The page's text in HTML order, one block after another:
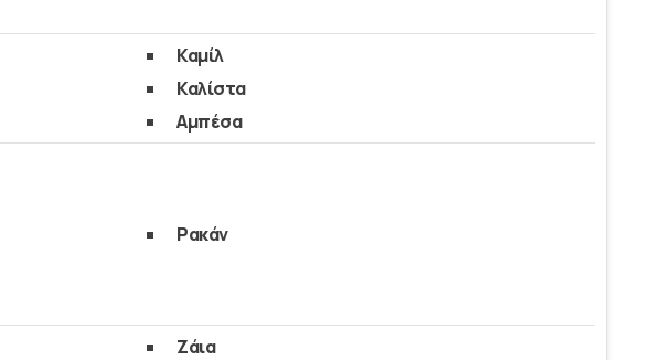
Καμίλ
Καλίστα
Αμπέσα
Ρακάν
Ζάια